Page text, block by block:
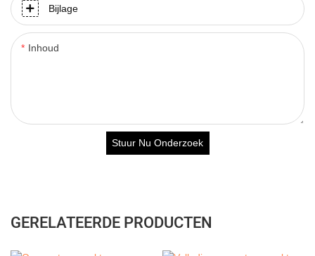
Bijlage
Inhoud
Stuur Nu Onderzoek
GERELATEERDE PRODUCTEN